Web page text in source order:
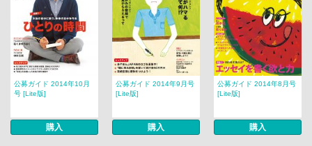
公募ガイド 2014年10月
号 [Lite版]
購入
公募ガイド 2014年9月号
[Lite版]
購入
公募ガイド 2014年8月号
[Lite版]
購入